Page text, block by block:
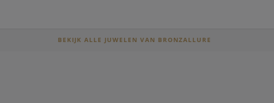
BEKIJK ALLE JUWELEN VAN BRONZALLURE